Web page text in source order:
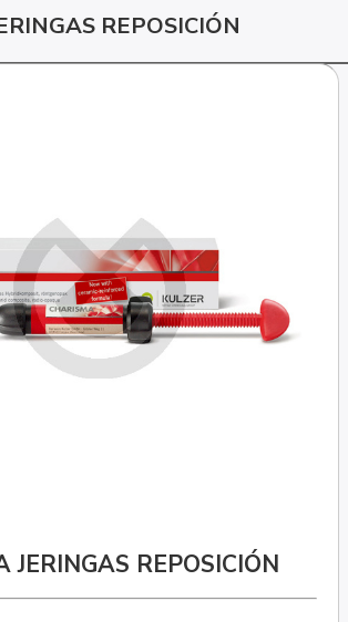
REPOSICIÓN
JERINGAS REPOSICIÓN